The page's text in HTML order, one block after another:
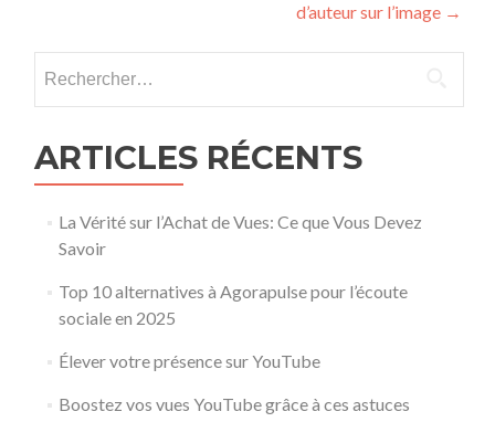
d’auteur sur l’image →
ARTICLES RÉCENTS
La Vérité sur l’Achat de Vues: Ce que Vous Devez
Savoir
Top 10 alternatives à Agorapulse pour l’écoute
sociale en 2025
Élever votre présence sur YouTube
Boostez vos vues YouTube grâce à ces astuces